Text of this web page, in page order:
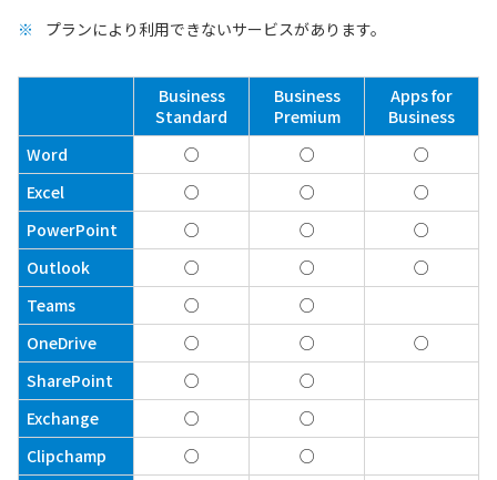
プランにより利用できないサービスがあります。
Business
Standard
Business
Premium
Apps for
Business
Word
○ ○
○
Excel
○ ○
○
PowerPoint
○ ○
○
Outlook
○ ○
○
Teams
○
○
OneDrive
○ ○
○
SharePoint
○
○
Exchange
○
○
Clipchamp
○
○